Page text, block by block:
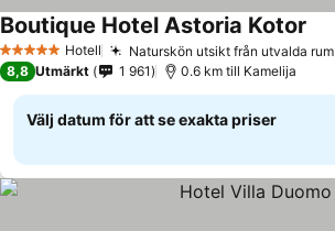
5 Stjärnor Hotell Naturskön utsikt från utvalda rum
Boutique Hotel Astoria Kotor
8,8 Utmärkt 1 961 0.6 km till Kamelija
Välj datum för att se exakta priser